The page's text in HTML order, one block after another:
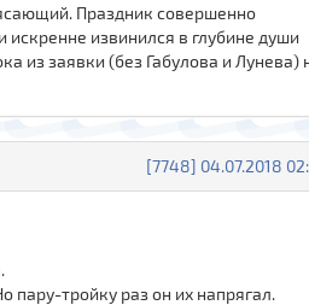
Праздник совершенно
извинился в глубине души
из заявки (без Габулова и Лунева)
[7748] 04.07.2018
пару-тройку раз он их напрягал.